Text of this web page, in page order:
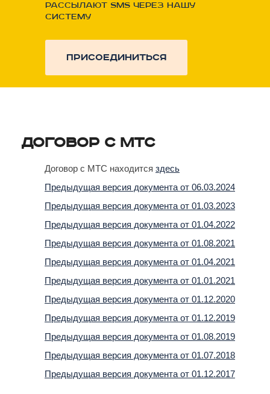
рассылают SMS через нашу
систему
присоединиться
Договор с МТС
Договор с МТС находится здесь
Предыдущая версия документа от 06.03.2024
Предыдущая версия документа от 01.03.2023
Предыдущая версия документа от 01.04.2022
Предыдущая версия документа от 01.08.2021
Предыдущая версия документа от 01.04.2021
Предыдущая версия документа от 01.01.2021
Предыдущая версия документа от 01.12.2020
Предыдущая версия документа от 01.12.2019
Предыдущая версия документа от 01.08.2019
Предыдущая версия документа от 01.07.2018
Предыдущая версия документа от 01.12.2017